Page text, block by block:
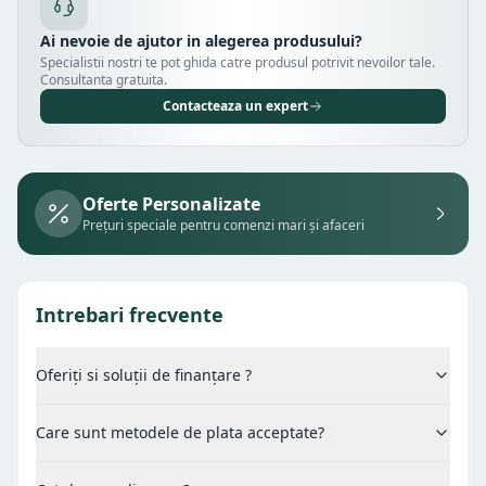
Ai nevoie de ajutor in alegerea produsului?
Specialistii nostri te pot ghida catre produsul potrivit nevoilor tale.
Consultanta gratuita.
Contacteaza un expert
Oferte Personalizate
Prețuri speciale pentru comenzi mari și afaceri
Intrebari frecvente
Oferiți si soluții de finanțare ?
Care sunt metodele de plata acceptate?